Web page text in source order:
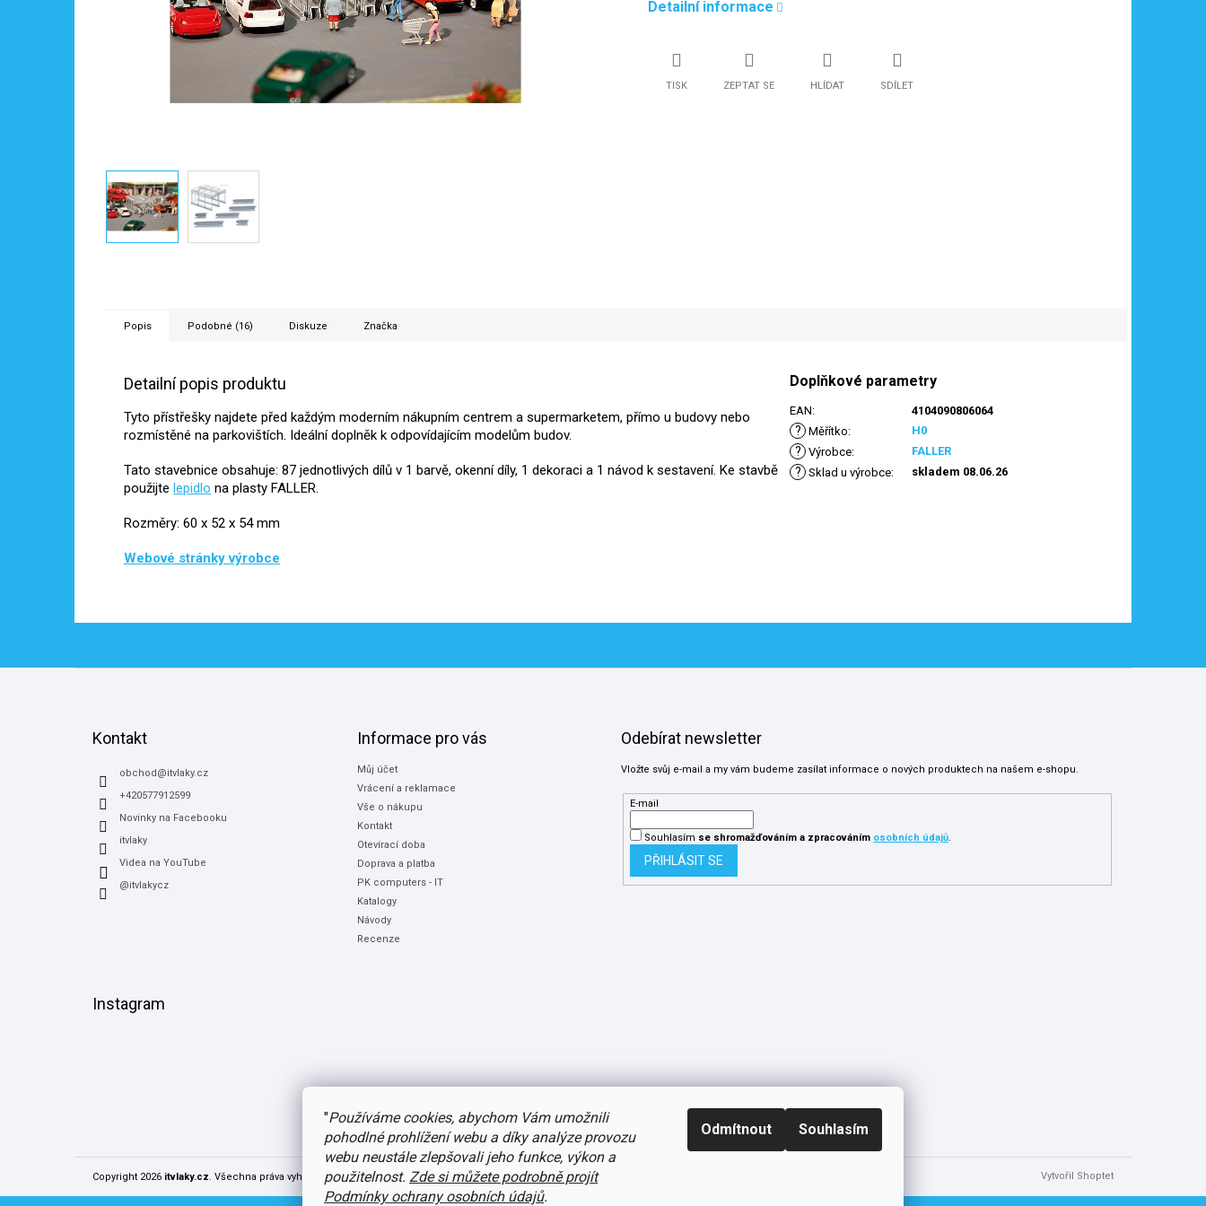
"Používáme cookies, abychom Vám umožnili
pohodlné prohlížení webu a díky analýze provozu
webu neustále zlepšovali jeho funkce, výkon a
použitelnost. Zde si můžete podrobně projít
Podmínky ochrany osobních údajů.
Odmítnout Souhlasím
Detailní informace
TISK ZEPTAT SE HLÍDAT SDÍLET
Popis Podobné (16) Diskuze Značka
Detailní popis produktu
Tyto přístřešky najdete před každým moderním nákupním centrem a supermarketem, přímo u budovy nebo
rozmístěné na parkovištích. Ideální doplněk k odpovídajícím modelům budov.
Tato stavebnice obsahuje: 87 jednotlivých dílů v 1 barvě, okenní díly, 1 dekoraci a 1 návod k sestavení. Ke stavbě
použijte lepidlo na plasty FALLER.
Rozměry: 60 x 52 x 54 mm
Webové stránky výrobce
Doplňkové parametry
EAN: 4104090806064
? Měřítko: H0
? Výrobce: FALLER
? Sklad u výrobce: skladem 08.06.26
Kontakt
obchod@itvlaky.cz
+420577912599
Novinky na Facebooku
itvlaky
Videa na YouTube
@itvlakycz
Informace pro vás
Můj účet
Vrácení a reklamace
Vše o nákupu
Kontakt
Otevírací doba
Doprava a platba
PK computers - IT
Katalogy
Návody
Recenze
Odebírat newsletter
Vložte svůj e-mail a my vám budeme zasílat informace o nových produktech na našem e-shopu.
E-mail
Souhlasím se shromažďováníma zpracováním osobních údajů.
PŘIHLÁSIT SE
Instagram
Vytvořil Shoptet
Copyright 2026 itvlaky.cz . Všechna práva vyhrazena.Upravit nastavení cookies